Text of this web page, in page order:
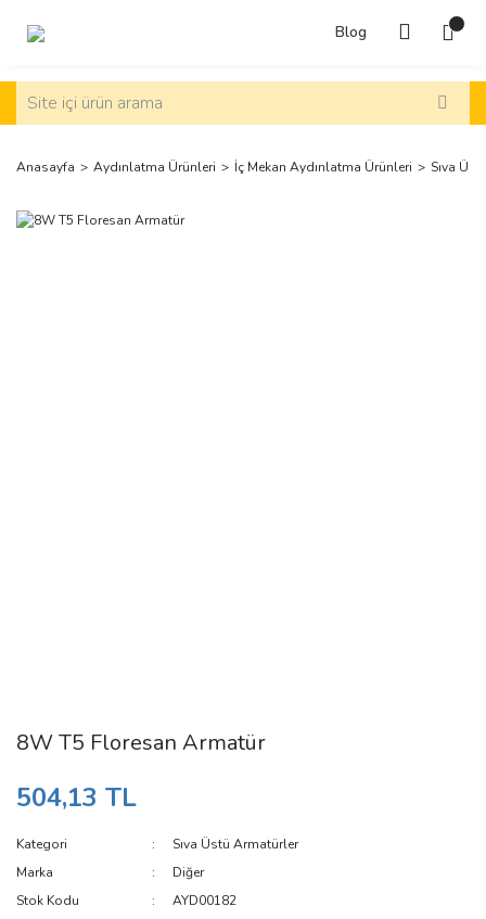
Blog
Anasayfa Aydınlatma Ürünleri İç Mekan Aydınlatma Ürünleri Sıva
8W T5 Floresan Armatür
504,13 TL
Kategori
Sıva Üstü Armatürler
Marka
Diğer
Stok Kodu
AYD00182